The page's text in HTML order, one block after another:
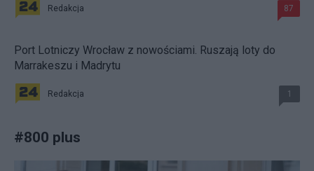
Redakcja 87
Port Lotniczy Wrocław z nowościami. Ruszają loty do
Marrakeszu i Madrytu
Redakcja 1
#800 plus